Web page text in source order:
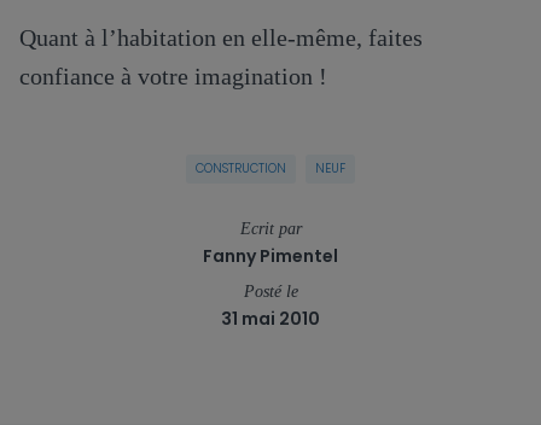
Quant à l’habitation en elle-même, faites
confiance à votre imagination !
CONSTRUCTION NEUF
Ecrit par
Fanny Pimentel
Posté le
31 mai 2010